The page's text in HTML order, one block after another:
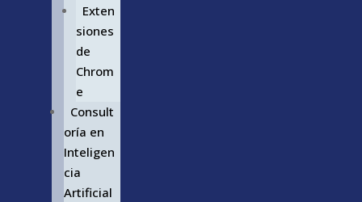
Exten
siones
de
Chrom
e
Consult
oría en
Inteligen
cia
Artificial